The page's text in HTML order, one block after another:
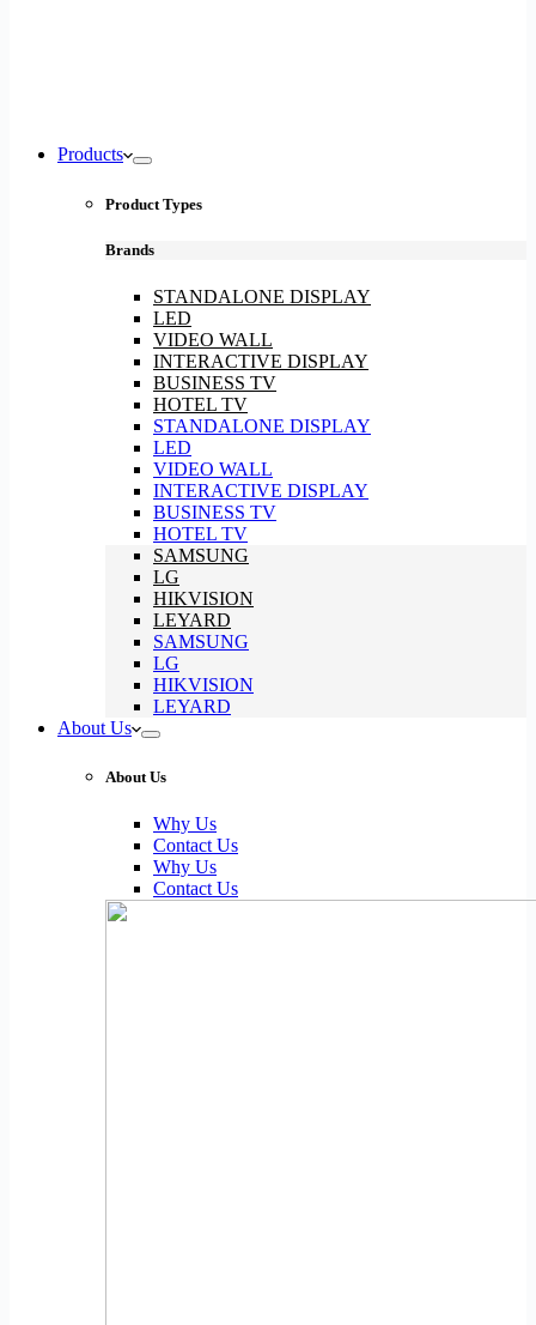
Products
Product Types
Brands
STANDALONE DISPLAY
LED
VIDEO WALL
INTERACTIVE DISPLAY
BUSINESS TV
HOTEL TV
STANDALONE DISPLAY
LED
VIDEO WALL
INTERACTIVE DISPLAY
BUSINESS TV
HOTEL TV
SAMSUNG
LG
HIKVISION
LEYARD
SAMSUNG
LG
HIKVISION
LEYARD
About Us
About Us
Why Us
Contact Us
Why Us
Contact Us